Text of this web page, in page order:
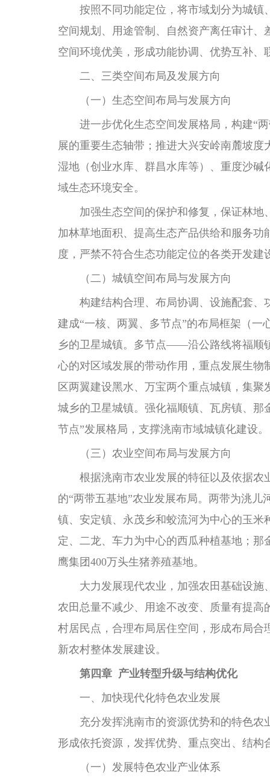
按照不同功能定位，将市域划分为城镇
空间规划、用途管制、自然资产离任审计
空间环境优美，形成功能协调、优势互补
二、三类空间布局及发展方向
（一）生态空间布局与发展方向
进一步优化生态空间发展格局，构建“两
展的重要生态轴带；推进大兴安岭南麓坡
湿地（创业水库、群昌水库等）、重度沙
域生态环境安全。
加强生态空间的保护和修复，保证林地
加林草地面积、提高生态产品供给和服务
度，严禁不符合生态功能定位的各类开发
（二）城镇空间布局与发展方向
构建结构合理、布局协调、设施配套、
建成“一核、两翼、多节点”的布局框架（
乡的卫星城镇。多节点——沿公路线将福顺
心的对区域发展的带动作用，重点发展生
区两翼建设黑水、万宝两个重点城镇，集
城乡的卫星城镇。强化福顺镇、瓦房镇、
节点”发展格局，支撑洮南市域城镇化建设。
（三）农业空间布局与发展方向
根据洮南市农业发展的特征以及依据农
的“两带五基地”农业发展布局。两带为洮
镇、安定镇、永茂乡和蛟流河为中心的玉
定、二龙、车力为中心的西瓜种植基地；
鹰集团400万头生猪养殖基地。
大力发展现代农业，加强农田基础设施
农田总量不减少、用途不改变、质量有提
村居民点，合理布局居住空间，形成布局
新农村整体发展建设。
第四章 产业转型升级与结构优化
一、加快现代化特色农业发展
充分发挥洮南市的资源优势和的特色
形成依托资源，发挥优势、重点突出、结构
（一）发展特色农业产业体系